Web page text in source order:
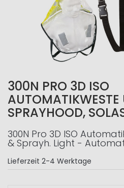
300N PRO 3D ISO
AUTOMATIKWESTE
SPRAYHOOD,
300N Pro 3D ISO
& Sprayh. Light -
Lieferzeit 2-4 Werktage